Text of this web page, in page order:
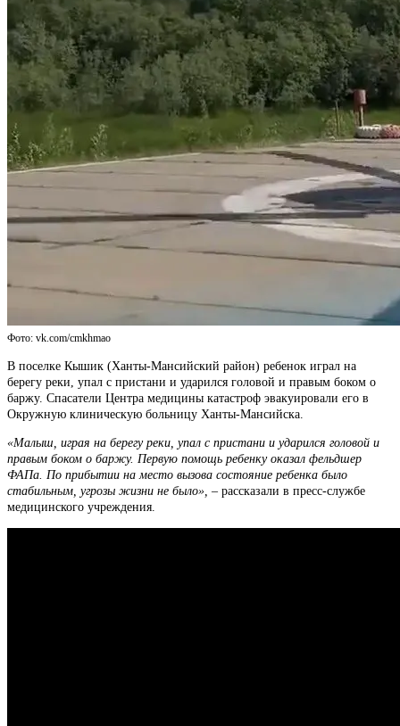
Фото: vk.com/cmkhmao
В поселке Кышик (Ханты-Мансийский район) ребенок играл на
берегу реки, упал с пристани и ударился головой и правым боком о
баржу. Спасатели Центра медицины катастроф эвакуировали его в
Окружную клиническую больницу Ханты-Мансийска.
«Малыш, играя на берегу реки, упал с пристани и ударился головой и
правым боком о баржу. Первую помощь ребенку оказал фельдшер
ФАПа. По прибытии на место вызова состояние ребенка было
стабильным, угрозы жизни не было», – рассказали в пресс-службе
медицинского учреждения.